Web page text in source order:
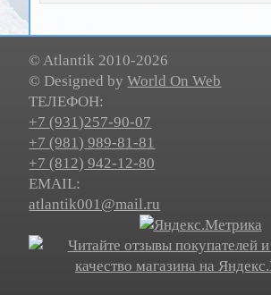
© Atlantik 2010-2026
© Designed byWorld On Web
ТЕЛЕФОН:
+7 (931)257-90-07
+7 (981) 989-81-81
+7 (812) 942-12-80
EMAIL:
atlantik001@mail.ru